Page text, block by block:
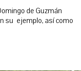
de Guzmán
su ejemplo, así como